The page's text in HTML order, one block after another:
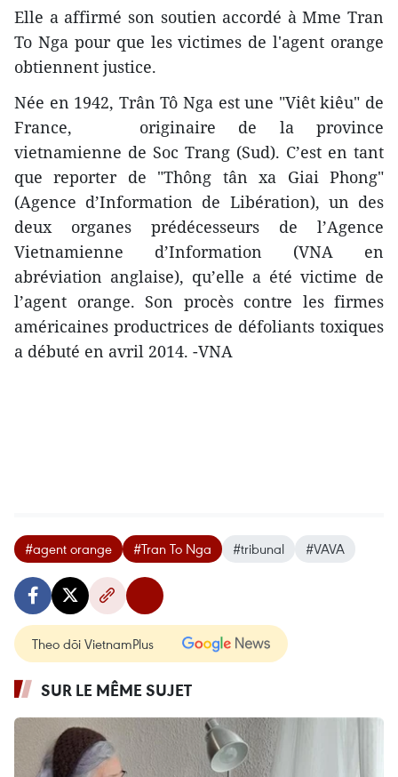
Elle a affirmé son soutien accordé à Mme Tran
To Nga pour que les victimes de l'agent orange
obtiennent justice.
Née en 1942, Trân Tô Nga est une "Viêt kiêu" de
France, originaire de la province
vietnamienne de Soc Trang (Sud). C’est en tant
que reporter de "Thông tân xa Giai Phong"
(Agence d’Information de Libération), un des
deux organes prédécesseurs de l’Agence
Vietnamienne d’Information (VNA en
abréviation anglaise), qu’elle a été victime de
l’agent orange. Son procès contre les firmes
américaines productrices de défoliants toxiques
a débuté en avril 2014. -VNA
#agent orange #Tran To Nga #tribunal #VAVA
Theo dõi VietnamPlus
SUR LE MÊME SUJET